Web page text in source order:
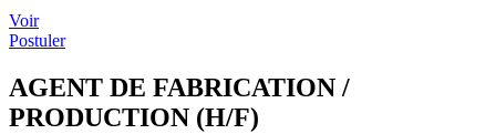
Voir
Postuler
AGENT DE FABRICATION /
PRODUCTION (H/F)